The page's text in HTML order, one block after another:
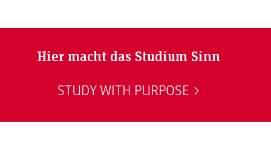
Hier macht das Studium Sinn
STUDY WITH PURPOSE